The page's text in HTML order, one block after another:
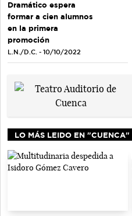
Dramático espera
formar a cien alumnos
en la primera
promoción
L.N./D.C. - 10/10/2022
LO MÁS LEIDO EN "CUENCA"